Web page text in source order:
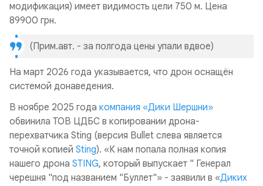
модификация) имеет видимость цели 750 м. Цена
89900 грн.
(Прим.авт. - за полгода цены упали вдвое)
На март 2026 года указывается, что дрон оснащён
системой донаведения.
В ноябре 2025 года компания «Дики Шершни»
обвинила ТОВ ЦДБС в копировании дрона-
перехватчика Sting (версия Bullet слева является
точной копией Sting). «К нам попала полная копия
нашего дрона STING, который выпускает " Генерал
черешня "под названием "Буллет"» - заявили в «Диких